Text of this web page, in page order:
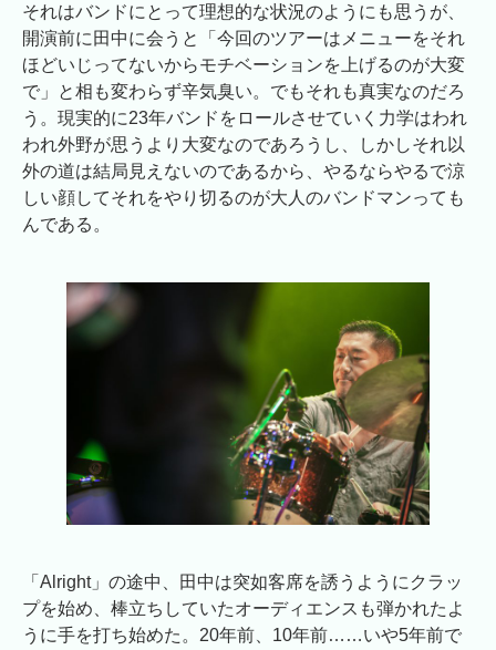
それはバンドにとって理想的な状況のようにも思うが、
開演前に田中に会うと「今回のツアーはメニューをそれ
ほどいじってないからモチベーションを上げるのが大変
で」と相も変わらず辛気臭い。でもそれも真実なのだろ
う。現実的に23年バンドをロールさせていく力学はわれ
われ外野が思うより大変なのであろうし、しかしそれ以
外の道は結局見えないのであるから、やるならやるで涼
しい顔してそれをやり切るのが大人のバンドマンっても
んである。
「Alright」の途中、田中は突如客席を誘うようにクラッ
プを始め、棒立ちしていたオーディエンスも弾かれたよ
うに手を打ち始めた。20年前、10年前……いや5年前で